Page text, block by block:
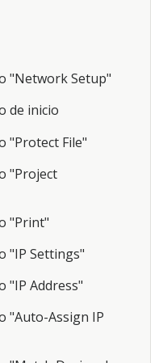
"Network Setup"
de inicio
"Protect File"
"Project
"Print"
"IP Settings"
"IP Address"
"Auto-Assign IP